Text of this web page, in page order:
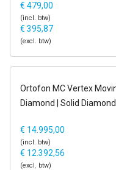
€ 479,00
(incl. btw)
€ 395,87
(excl. btw)
1-2 dagen
Ortofon MC Vertex
Diamond | Solid
€ 14.995,00
(incl. btw)
€ 12.392,56
(excl. btw)